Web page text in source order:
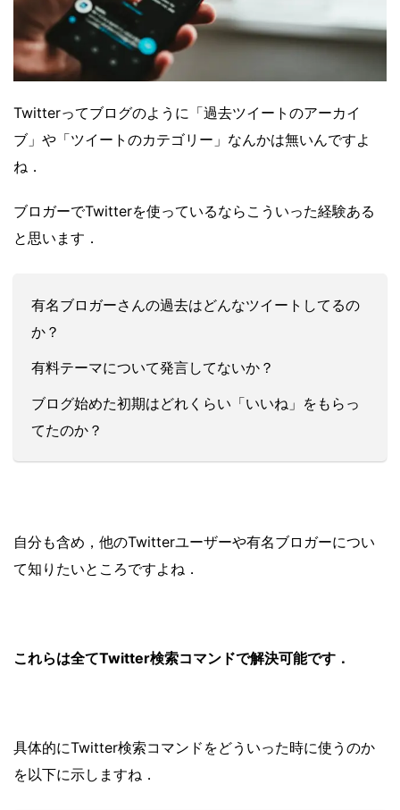
Twitterってブログのように「過去ツイートのアーカイ
ブ」や「ツイートのカテゴリー」なんかは無いんですよ
ね．
ブロガーでTwitterを使っているならこういった経験ある
と思います．
有名ブロガーさんの過去はどんなツイートしてるの
か？
有料テーマについて発言してないか？
ブログ始めた初期はどれくらい「いいね」をもらっ
てたのか？
自分も含め，他のTwitterユーザーや有名ブロガーについ
て知りたいところですよね．
これらは全てTwitter検索コマンドで解決可能です．
具体的にTwitter検索コマンドをどういった時に使うのか
を以下に示しますね．